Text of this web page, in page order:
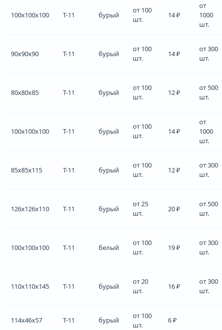
100x100x100 Т-11 бурый
от 100
шт.
14 ₽
от
1000
шт.
90x90x90 Т-11 бурый
от 100
шт.
14 ₽
от 300
шт.
80x80x85 Т-11 бурый
от 100
шт.
12 ₽
от 500
шт.
100x100x100 Т-11 бурый
от 100
шт.
14 ₽
от
1000
шт.
85x85x115 Т-11 бурый
от 100
шт.
12 ₽
от 300
шт.
126x126x110 Т-11 бурый
от 25
шт.
20 ₽
от 500
шт.
100x100x100 Т-11 белый
от 100
шт.
19 ₽
от 300
шт.
110x110x145 Т-11 бурый
от 20
шт.
16 ₽
от 300
шт.
114x46x57 Т-11 бурый
от 100
шт.
6 ₽